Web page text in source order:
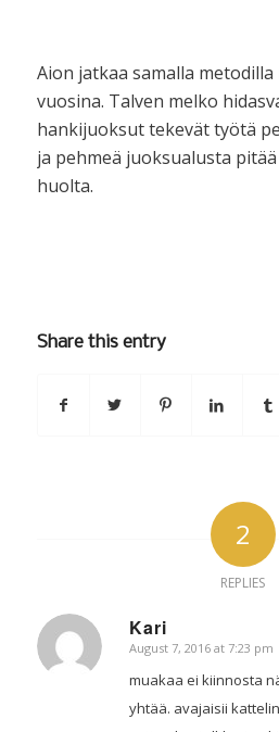
Aion jatkaa samalla
vuosina. Talven melko
hankijuoksut tekevät työtä
ja pehmeä juoksualusta
huolta.
Share this entry
2
REPLIES
Kari
says:
August 7, 2016 at 7:23 pm
muakaa ei kiinnosta
yhtää. avajaisii